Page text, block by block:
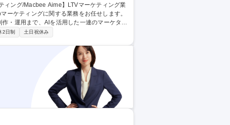
・運用まで、AIを活用した一連のマーケター
2日制 土日祝休み